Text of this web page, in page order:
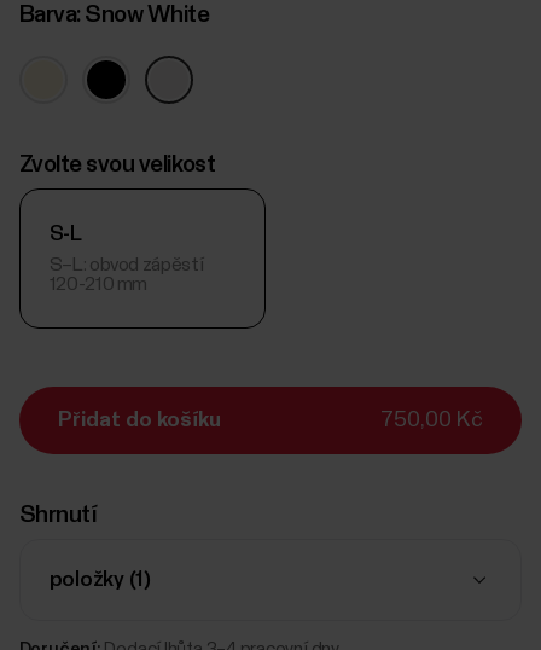
Barva: Snow White
Zvolte svou velikost
S-L
S–L: obvod zápěstí
120-210 mm
Přidat do košíku 750,00 Kč
Shrnutí
položky (1 )